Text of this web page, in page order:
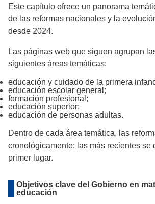
Este capítulo ofrece un panorama
de las reformas nacionales y la
desde 2024.
Las páginas web que siguen agrupan
siguientes áreas temáticas:
educación y cuidado de la primera
educación escolar general;
formación profesional;
educación superior;
educación de personas adultas.
Dentro de cada área temática, las
cronológicamente: las más recientes se
primer lugar.
Objetivos clave del Gobierno en
educación